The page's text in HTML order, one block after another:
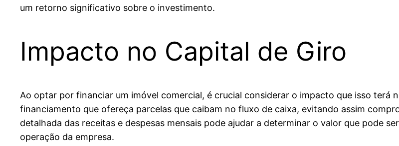
um retorno significativo sobre o investimento.
Impacto no Capital de Giro
Ao optar por financiar um imóvel comercial, é crucial considerar o impacto que isso terá
financiamento que ofereça parcelas que caibam no fluxo de caixa, evitando assim
detalhada das receitas e despesas mensais pode ajudar a determinar o valor que pode
operação da empresa.